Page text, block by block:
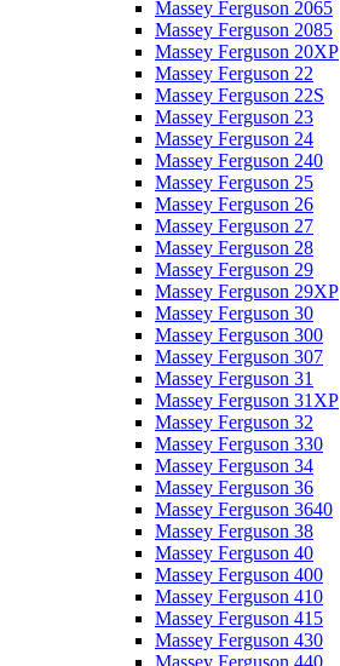
Massey Ferguson 2065
Massey Ferguson 2085
Massey Ferguson 20XP
Massey Ferguson 22
Massey Ferguson 22S
Massey Ferguson 23
Massey Ferguson 24
Massey Ferguson 240
Massey Ferguson 25
Massey Ferguson 26
Massey Ferguson 27
Massey Ferguson 28
Massey Ferguson 29
Massey Ferguson 29XP
Massey Ferguson 30
Massey Ferguson 300
Massey Ferguson 307
Massey Ferguson 31
Massey Ferguson 31XP
Massey Ferguson 32
Massey Ferguson 330
Massey Ferguson 34
Massey Ferguson 36
Massey Ferguson 3640
Massey Ferguson 38
Massey Ferguson 40
Massey Ferguson 400
Massey Ferguson 410
Massey Ferguson 415
Massey Ferguson 430
Massey Ferguson 440